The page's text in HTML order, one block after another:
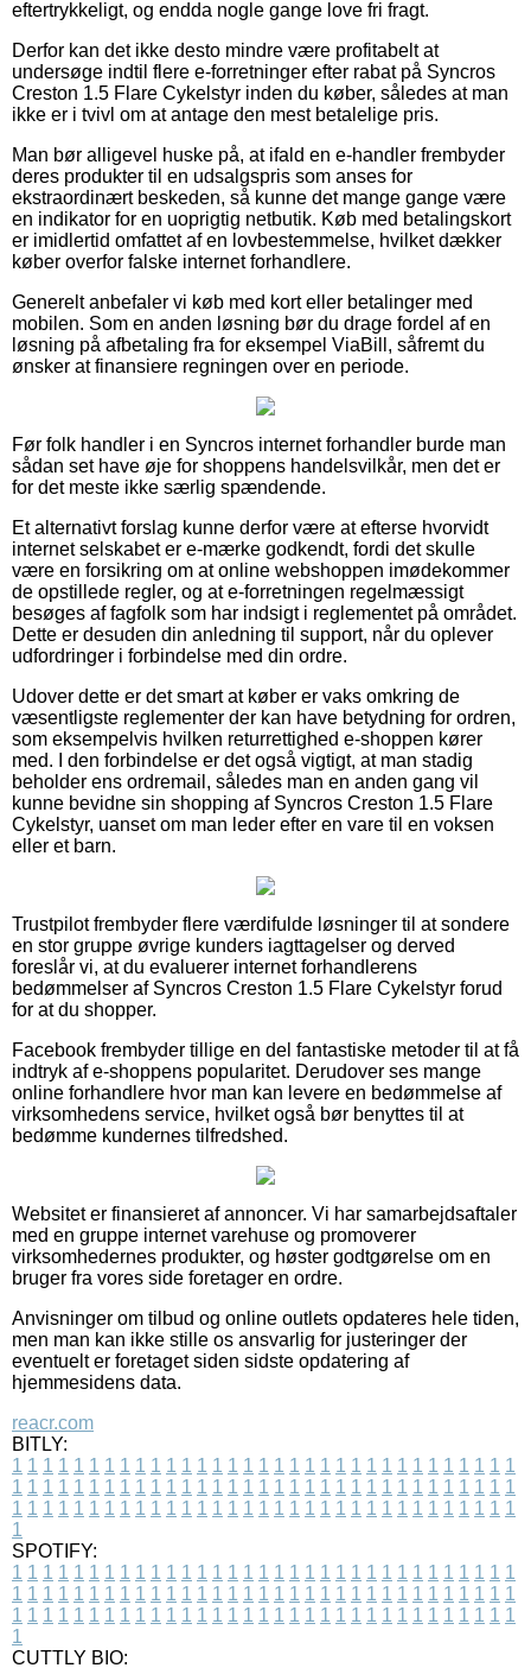
eftertrykkeligt, og endda nogle gange love fri fragt.
Derfor kan det ikke desto mindre være profitabelt at
undersøge indtil flere e-forretninger efter rabat på Syncros
Creston 1.5 Flare Cykelstyr inden du køber, således at man
ikke er i tvivl om at antage den mest betalelige pris.
Man bør alligevel huske på, at ifald en e-handler frembyder
deres produkter til en udsalgspris som anses for
ekstraordinært beskeden, så kunne det mange gange være
en indikator for en uoprigtig netbutik. Køb med betalingskort
er imidlertid omfattet af en lovbestemmelse, hvilket dækker
køber overfor falske internet forhandlere.
Generelt anbefaler vi køb med kort eller betalinger med
mobilen. Som en anden løsning bør du drage fordel af en
løsning på afbetaling fra for eksempel ViaBill, såfremt du
ønsker at finansiere regningen over en periode.
Før folk handler i en Syncros internet forhandler burde man
sådan set have øje for shoppens handelsvilkår, men det er
for det meste ikke særlig spændende.
Et alternativt forslag kunne derfor være at efterse hvorvidt
internet selskabet er e-mærke godkendt, fordi det skulle
være en forsikring om at online webshoppen imødekommer
de opstillede regler, og at e-forretningen regelmæssigt
besøges af fagfolk som har indsigt i reglementet på området.
Dette er desuden din anledning til support, når du oplever
udfordringer i forbindelse med din ordre.
Udover dette er det smart at køber er vaks omkring de
væsentligste reglementer der kan have betydning for ordren,
som eksempelvis hvilken returrettighed e-shoppen kører
med. I den forbindelse er det også vigtigt, at man stadig
beholder ens ordremail, således man en anden gang vil
kunne bevidne sin shopping af Syncros Creston 1.5 Flare
Cykelstyr, uanset om man leder efter en vare til en voksen
eller et barn.
Trustpilot frembyder flere værdifulde løsninger til at sondere
en stor gruppe øvrige kunders iagttagelser og derved
foreslår vi, at du evaluerer internet forhandlerens
bedømmelser af Syncros Creston 1.5 Flare Cykelstyr forud
for at du shopper.
Facebook frembyder tillige en del fantastiske metoder til at få
indtryk af e-shoppens popularitet. Derudover ses mange
online forhandlere hvor man kan levere en bedømmelse af
virksomhedens service, hvilket også bør benyttes til at
bedømme kundernes tilfredshed.
Websitet er finansieret af annoncer. Vi har samarbejdsaftaler
med en gruppe internet varehuse og promoverer
virksomhedernes produkter, og høster godtgørelse om en
bruger fra vores side foretager en ordre.
Anvisninger om tilbud og online outlets opdateres hele tiden,
men man kan ikke stille os ansvarlig for justeringer der
eventuelt er foretaget siden sidste opdatering af
hjemmesidens data.
reacr.com
BITLY:
1 1 1 1 1 1 1 1 1 1 1 1 1 1 1 1 1 1 1 1 1 1 1 1 1 1 1 1 1 1 1 1 1
1 1 1 1 1 1 1 1 1 1 1 1 1 1 1 1 1 1 1 1 1 1 1 1 1 1 1 1 1 1 1 1 1
1 1 1 1 1 1 1 1 1 1 1 1 1 1 1 1 1 1 1 1 1 1 1 1 1 1 1 1 1 1 1 1 1
1
SPOTIFY:
1 1 1 1 1 1 1 1 1 1 1 1 1 1 1 1 1 1 1 1 1 1 1 1 1 1 1 1 1 1 1 1 1
1 1 1 1 1 1 1 1 1 1 1 1 1 1 1 1 1 1 1 1 1 1 1 1 1 1 1 1 1 1 1 1 1
1 1 1 1 1 1 1 1 1 1 1 1 1 1 1 1 1 1 1 1 1 1 1 1 1 1 1 1 1 1 1 1 1
1
CUTTLY BIO: